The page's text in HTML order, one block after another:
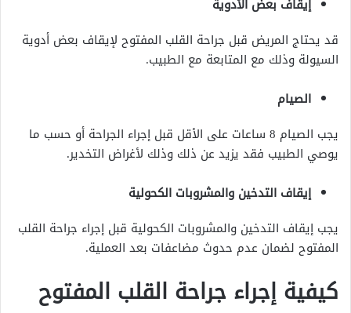
إيقاف بعض الأدوية
قد يحتاج المريض قبل جراحة القلب المفتوح لإيقاف بعض أدوية
السيولة وذلك مع المتابعة مع الطبيب.
الصيام
يجب الصيام 8 ساعات على الأقل قبل إجراء الجراحة أو حسب ما
يوصي الطبيب فقد يزيد عن ذلك وذلك لأغراض التخدير.
إيقاف التدخين والمشروبات الكحولية
يجب إيقاف التدخين والمشروبات الكحولية قبل إجراء جراحة القلب
المفتوح لضمان عدم حدوث مضاعفات بعد العملية.
كيفية إجراء جراحة القلب المفتوح